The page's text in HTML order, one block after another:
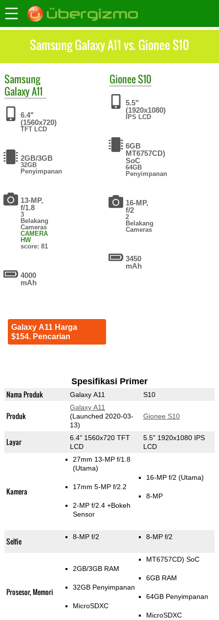
Samsung Galaxy A11 vs. Gionee S10
Samsung
Galaxy A11
6.4"
(1560x720)
TFT LCD
2GB/3GB
32GB
Penyimpanan
13-MP,
f/1.8
3
Belakang
Cameras
CAMERA
HW
score: 81
4000
mAh
Galaxy A11 Harga
$154. Pencarian
GioneeS10
5.5"
(1920x1080)
IPS LCD
6GB
MT6757CD)
SoC
64GB
Penyimpanan
16-MP,
f/2
2
Belakang
Cameras
3450
mAh
Spesifikasi Primer
Nama Produk Galaxy A11 S10
Produk
Galaxy A11
(Launched 2020-03-
13)
Gionee S10
Layar
6.4" 1560x720 TFT
LCD
5.5" 1920x1080 IPS
LCD
Kamera
27mm 13-MP f/1.8
(Utama)
17mm 5-MP f/2.2
2-MP f/2.4 +Bokeh
Sensor
16-MP f/2 (Utama)
8-MP
Selfie 8-MP f/2 8-MP f/2
Prosesor, Memori
2GB/3GB RAM
32GB Penyimpanan
MicroSDXC
MT6757CD) SoC
6GB RAM
64GB Penyimpanan
MicroSDXC